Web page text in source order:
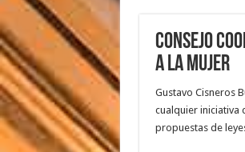
Consejo
a la mujer
Gustavo Cisneros
cualquier iniciativa
propuestas de